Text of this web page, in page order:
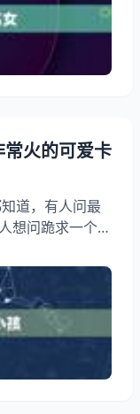
档次网名女 简
看！ @日理万
。
火的可爱卡
道，有人问最
想问跪求一个可
求了 ！你知道
通头像叫什么，
人物头像么，女
可爱呆萌小孩
动漫头像很